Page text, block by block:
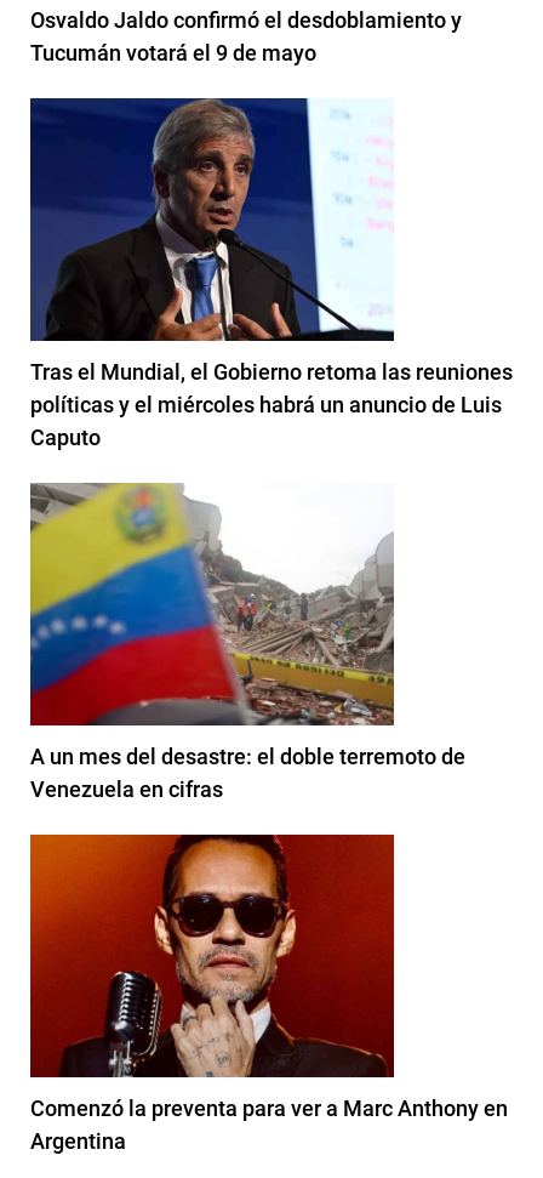
Osvaldo Jaldo confirmó el desdoblamiento y
Tucumán votará el 9 de mayo
Tras el Mundial, el Gobierno retoma las reuniones
políticas y el miércoles habrá un anuncio de Luis
Caputo
A un mes del desastre: el doble terremoto de
Venezuela en cifras
Comenzó la preventa para ver a Marc Anthony en
Argentina